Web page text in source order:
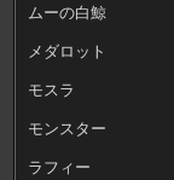
ムーの白鯨
メダロット
モスラ
モンスター
ラフィー